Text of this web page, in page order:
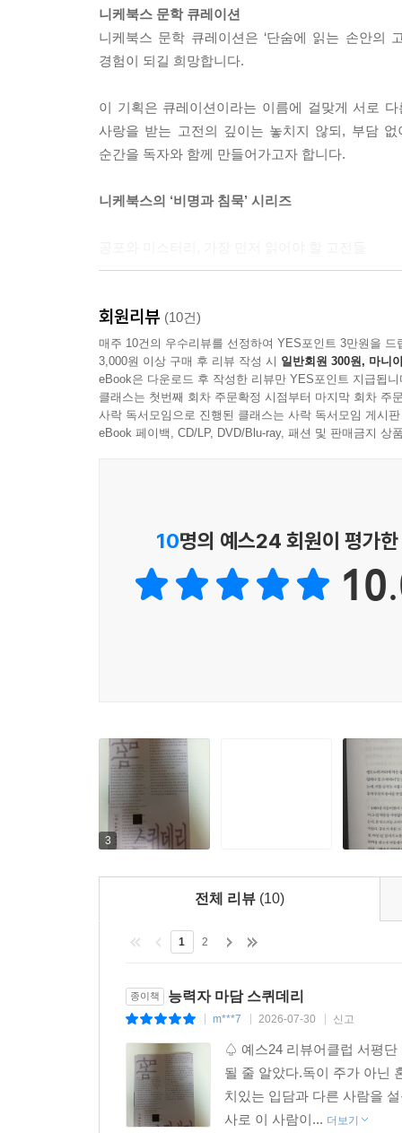
그녀는 클로드 브뤼송이라는 잘생기고 착실한 청
만큼 넉넉하게 벌었고, 안느 역시 그를 진심으로
없이 행복하고 살았고, 어여쁜 엄마를 꼭 빼닮은
그녀는 두꺼운 비단으로 만든 검은 연회복을 입고
에 맞추어 맹트농 부인의 방을 찾아갔다. 이렇게
자리에서 일어나 그녀에게로 걸어왔고, 목걸이와
니케북스 문학 큐레이션
니케북스 문학 큐레이션은 ‘단숨에 읽는 손안의
경험이 되길 희망합니다.
이 기획은 큐레이션이라는 이름에 걸맞게 서로
사랑을 받는 고전의 깊이는 놓치지 않되, 부담
순간을 독자와 함께 만들어가고자 합니다.
니케북스의 ‘비명과 침묵’ 시리즈
감춰진 진실, 그리고 이름 붙일 수 없는 공포에 매
심연을 탐색한 작품들에 주목한다. 오늘날의 추리
비명은 공포와 경악 앞에서 터져 나오는 인간의
공포와 미스터리라는 두 장르를 상징하는 이름으
각 언어권 전문 번역가들의 원문에 충실한 번역
준다. 한여름 밤의 서늘한 전율부터 오래도록 마
현재로 불러오는 시리즈다.
회원리뷰 (10건)
매주 10건의 우수리뷰를 선정하여 YES포인트 3만원을 드
3,000원 이상 구매 후 리뷰 작성 시 일반회원 300원, 마니
eBook은 다운로드 후 작성한 리뷰만 YES포인트 지급됩니
클래스는 첫번째 회차 주문확정 시점부터 마지막 회차 주
사락 독서모임으로 진행된 클래스는 사락 독서모임 게시
eBook 페이백, CD/LP, DVD/Blu-ray, 패션 및 판매금지 상
10명의 예스24 회원이 평가
3
전체 리뷰 (10)
1 2
종이책 능력자 마담 스퀴데리
m***7 2026-07-30 신고
♤ 예스24 리뷰어클럽 서평
될 줄 알았다.독이 주가 아닌
치있는 입담과 다른 사람을
사로 이 사람이... 더보기